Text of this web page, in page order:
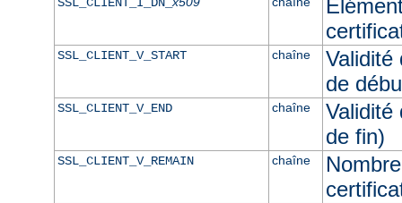
SSL_CLIENT_V_START chaîne
Validité
de
SSL_CLIENT_V_END chaîne
Validité
de fin)
SSL_CLIENT_V_REMAIN chaîne